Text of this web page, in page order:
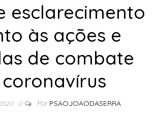
esclarecimento
às ações e
de combate
0 Por PSAOJOAODASERRA